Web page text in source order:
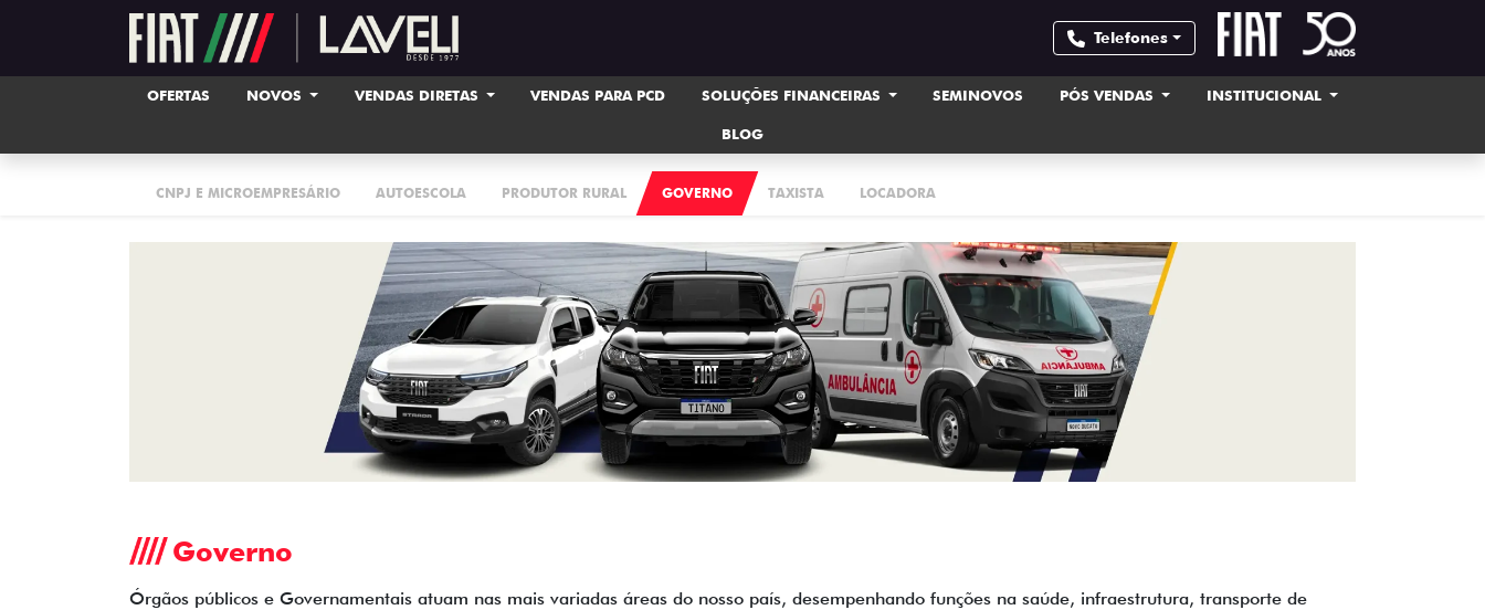
Telefones
OFERTAS NOVOS VENDAS DIRETAS VENDAS PARA PCD SOLUÇÕES FINANCEIRAS SEMINOVOS PÓS VENDAS INSTITUCIONAL
BLOG
CNPJ E MICROEMPRESÁRIO AUTOESCOLA PRODUTOR RURAL GOVERNO TAXISTA LOCADORA
Governo
Órgãos públicos e Governamentais atuam nas mais variadas áreas do nosso país, desempenhando funções na saúde, infraestrutura, transporte de